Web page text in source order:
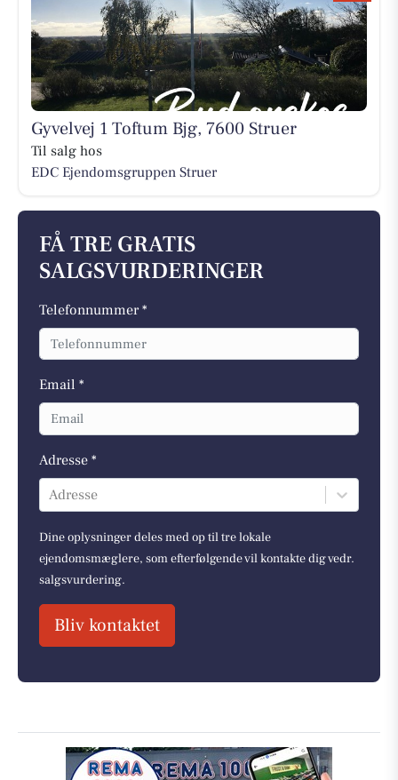
Gyvelvej 1 Toftum Bjg, 7600 Struer
Til salg hos
EDC Ejen­doms­grup­pen Struer
FÅ TRE GRATIS
SALGSVURDERINGER
Telefonnummer *
Email *
Adresse *
Adresse
Dine oplysninger deles med op til tre lokale
ejendomsmæglere, som efterfølgende vil kontakte dig vedr.
salgsvurdering.
Bliv kontaktet